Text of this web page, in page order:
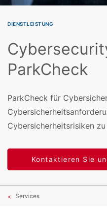
DIENSTLEISTUNG
ParkCheck
ParkCheck für
Cybersicherheitsrisiken
Kontaktieren Sie
Services